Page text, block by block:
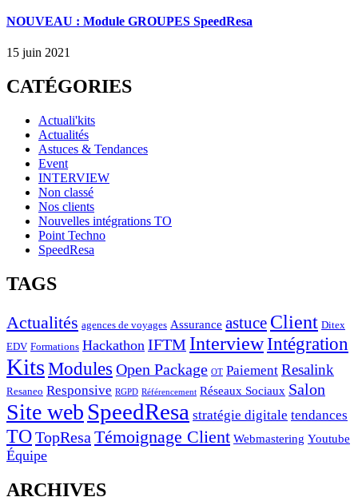
NOUVEAU : Module GROUPES SpeedResa
15 juin 2021
CATÉGORIES
Actuali'kits
Actualités
Astuces & Tendances
Event
INTERVIEW
Non classé
Nos clients
Nouvelles intégrations TO
Point Techno
SpeedResa
TAGS
Actualités agences de voyages Assurance astuce Client Ditex
EDV Formations Hackathon IFTM InterviewIntégration
KitsModules Open Package OT Paiement Resalink
Resaneo Responsive RGPD Référencement Réseaux Sociaux Salon
Site web SpeedResa stratégie digitale tendances
TOTopResa Témoignage Client Webmastering Youtube
Équipe
ARCHIVES